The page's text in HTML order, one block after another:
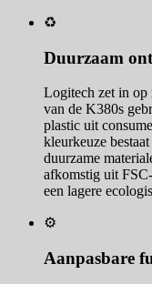
♻️
Duurzaam
Logitech zet in
van de K380s
plastic uit
kleurkeuze
duurzame
afkomstig uit
een lagere
⚙️
Aanpasbare